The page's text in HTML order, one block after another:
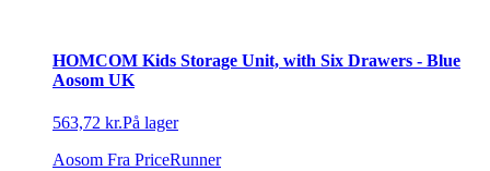
HOMCOM Kids Storage Unit, with Six Drawers - Blue
Aosom UK
563,72 kr.På lager
Aosom Fra PriceRunner